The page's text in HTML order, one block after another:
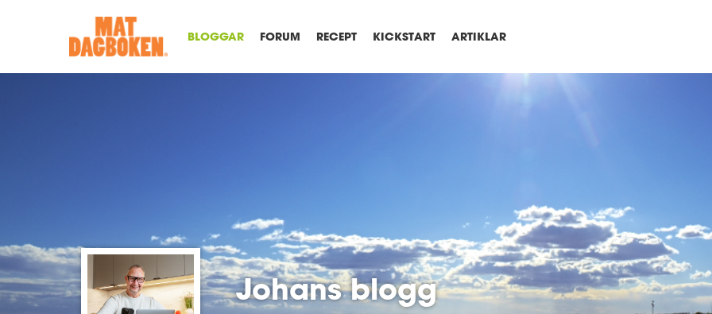
BLOGGAR FORUM RECEPT KICKSTART ARTIKLAR
Johans blogg